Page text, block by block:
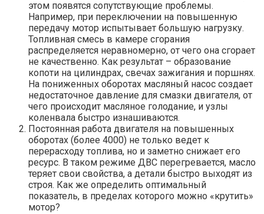
этом появятся сопутствующие проблемы.
Например, при переключении на повышенную
передачу мотор испытывает большую нагрузку.
Топливная смесь в камере сгорания
распределяется неравномерно, от чего она сгорает
не качественно. Как результат – образование
копоти на цилиндрах, свечах зажигания и поршнях.
На пониженных оборотах масляный насос создает
недостаточное давление для смазки двигателя, от
чего происходит масляное голодание, и узлы
коленвала быстро изнашиваются.
Постоянная работа двигателя на повышенных
оборотах (более 4000) не только ведет к
перерасходу топлива, но и заметно снижает его
ресурс. В таком режиме ДВС перегревается, масло
теряет свои свойства, а детали быстро выходят из
строя. Как же определить оптимальный
показатель, в пределах которого можно «крутить»
мотор?